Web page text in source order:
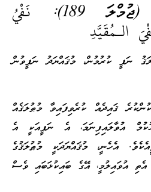
نَفْيُ
الـمُقَيَّدِ
ނަފީ ކުރުމުން، މުޤައްޔަދު ނަފީވުން
ޤައިދެއް ކުރެވިފައިވާ މުޠުލަޤެއް
އުވާލައިފިނަމަ، އެ ނަފީއަކީ އެ
އެހެނީ، މުޤައްޔަދަކީ މުޠުލަޤުގެ
އުވައިލުމީ، އޭގެ ބައިކުޅަބައި ވެސް